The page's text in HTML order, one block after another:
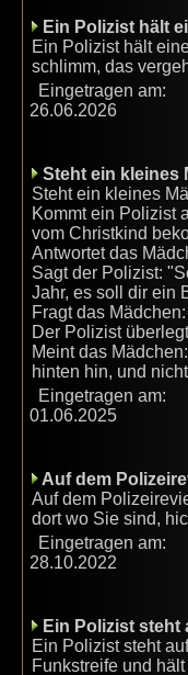
Ein Polizist hält
Ein Polizist hält
schlimm, das
Eingetragen am:
26.06.2026
Steht ein kleines
Steht ein kleines
Kommt ein Polizist
vom Christkind
Antwortet das
Sagt der Polizist:
Jahr, es soll dir ein
Fragt das
Der Polizist
Meint das
hinten hin, und
Eingetragen am:
01.06.2025
Auf dem
Auf dem
dort wo Sie sind,
Eingetragen am:
28.10.2022
Ein Polizist steht
Ein Polizist steht
Funkstreife und